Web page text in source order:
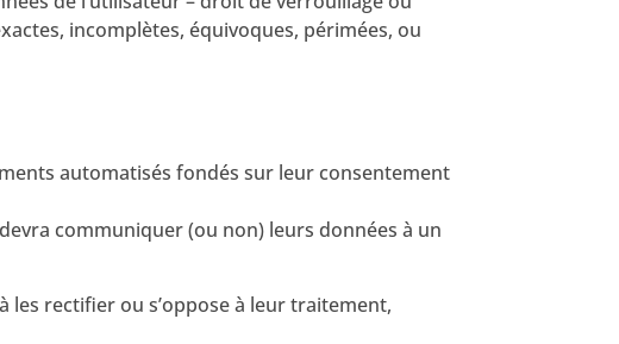
incomplètes, équivoques, périmées, ou
automatisés fondés sur leur consentement
communiquer (ou non) leurs données à un
rectifier ou s’oppose à leur traitement,